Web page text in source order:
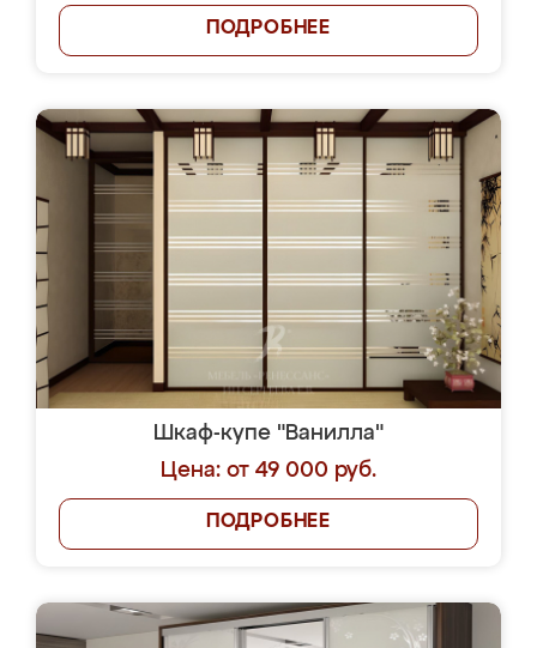
ПОДРОБНЕЕ
Шкаф-купе "Ванилла"
Цена: от 49 000 руб.
ПОДРОБНЕЕ